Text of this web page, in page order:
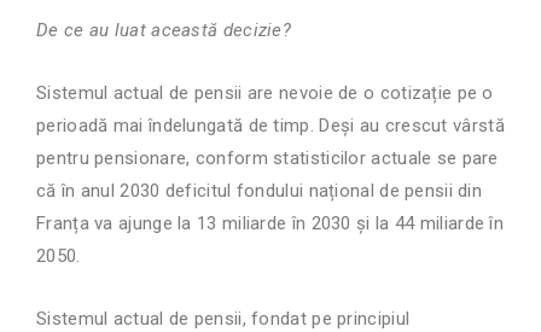
De ce au luat această decizie?
Sistemul actual de pensii are nevoie de o cotizație pe o
perioadă mai îndelungată de timp. Deși au crescut vârstă
pentru pensionare, conform statisticilor actuale se pare
că în anul 2030 deficitul fondului național de pensii din
Franța va ajunge la 13 miliarde în 2030 și la 44 miliarde în
2050.
Sistemul actual de pensii, fondat pe principiul